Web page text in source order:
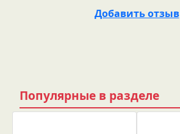
Добавить отзыв
Популярные в разделе